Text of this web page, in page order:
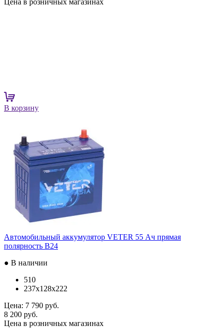
В корзину
Автомобильный аккумулятор VETER 55 Ач прямая
полярность B24
● В наличии
510
237x128x222
Цена: 7 790 руб.
8 200 руб.
Цена в розничных магазинах